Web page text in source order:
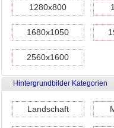
1280x800
1680x1050
2560x1600
Hintergrundbilder Kategorien
Landschaft